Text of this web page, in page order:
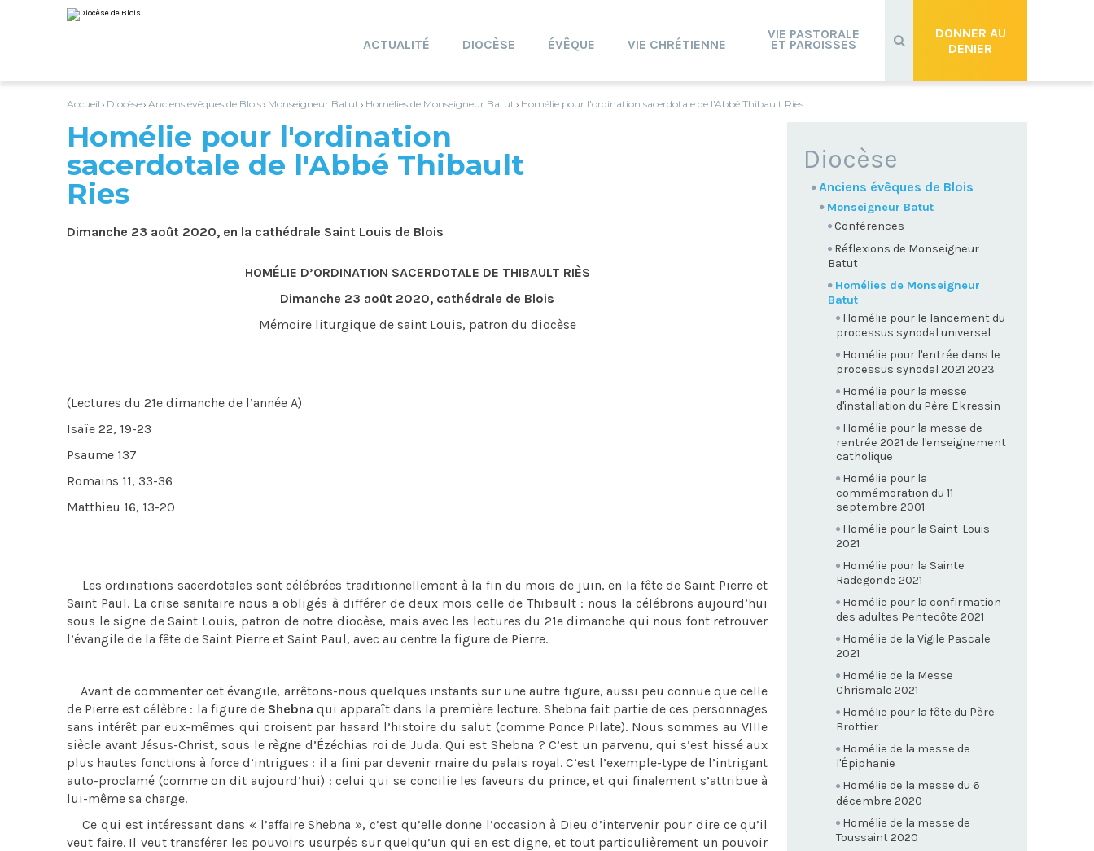
au
contenu.
personnels
DONNER AU
DENIER
ACTUALITÉ DIOCÈSE ÉVÊQUE VIE CHRÉTIENNE
VIE PASTORALE
ET PAROISSES
Accueil › Diocèse› Anciens évêques de Blois› Monseigneur Batut › Homélies de Monseigneur Batut › Homélie pour l'ordination sacerdotale de l'Abbé Thibault Ries
Homélie pour l'ordination
sacerdotale de l'Abbé Thibault
Ries
Dimanche 23 août 2020, en la cathédrale Saint Louis de Blois
HOMÉLIE D’ORDINATION SACERDOTALE DE THIBAULT RIÈS
Dimanche 23 août 2020, cathédrale de Blois
Mémoire liturgique de saint Louis, patron du diocèse
(Lectures du 21e dimanche de l’année A)
Isaïe 22, 19-23
Psaume 137
Romains 11, 33-36
Matthieu 16, 13-20
Les ordinations sacerdotales sont célébrées traditionnellement à la fin du mois de juin, en la fête de Saint Pierre et
Saint Paul. La crise sanitaire nous a obligés à différer de deux mois celle de Thibault : nous la célébrons aujourd’hui
sous le signe de Saint Louis, patron de notre diocèse, mais avec les lectures du 21e dimanche qui nous font retrouver
l’évangile de la fête de Saint Pierre et Saint Paul, avec au centre la figure de Pierre.
Avant de commenter cet évangile, arrêtons-nous quelques instants sur une autre figure, aussi peu connue que celle
de Pierre est célèbre : la figure de Shebna qui apparaît dans la première lecture. Shebna fait partie de ces personnages
sans intérêt par eux-mêmes qui croisent par hasard l’histoire du salut (comme Ponce Pilate). Nous sommes au VIIIe
siècle avant Jésus-Christ, sous le règne d’Ézéchias roi de Juda. Qui est Shebna ? C’est un parvenu, qui s’est hissé aux
plus hautes fonctions à force d’intrigues : il a fini par devenir maire du palais royal. C’est l’exemple-type de l’intrigant
auto-proclamé (comme on dit aujourd’hui) : celui qui se concilie les faveurs du prince, et qui finalement s’attribue à
lui-même sa charge.
Ce qui est intéressant dans « l’affaire Shebna », c’est qu’elle donne l’occasion à Dieu d’intervenir pour dire ce qu’il
veut faire. Il veut transférer les pouvoirs usurpés sur quelqu’un qui en est digne, et tout particulièrement un pouvoir
NAVIGATION
Diocèse
Anciens évêques de Blois
Monseigneur Batut
Conférences
Réflexions de Monseigneur
Batut
Homélies de Monseigneur
Batut
Homélie pour le lancement du
processus synodal universel
Homélie pour l'entrée dans le
processus synodal 2021 2023
Homélie pour la messe
d'installation du Père Ekressin
Homélie pour la messe de
rentrée 2021 de l'enseignement
catholique
Homélie pour la
commémoration du 11
septembre 2001
Homélie pour la Saint-Louis
2021
Homélie pour la Sainte
Radegonde 2021
Homélie pour la confirmation
des adultes Pentecôte 2021
Homélie de la Vigile Pascale
2021
Homélie de la Messe
Chrismale 2021
Homélie pour la fête du Père
Brottier
Homélie de la messe de
l'Épiphanie
Homélie de la messe du 6
décembre 2020
Homélie de la messe de
Toussaint 2020